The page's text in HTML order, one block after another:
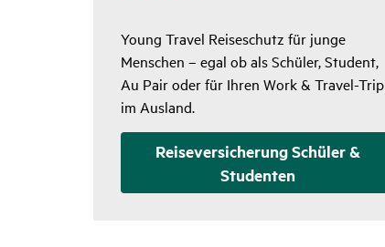
Young Travel Reiseschutz für junge
Menschen – egal ob als Schüler, Student,
Au Pair oder für Ihren Work & Travel-Trip
im Ausland.
Reise­ver­si­che­rung Schüler &
Studenten